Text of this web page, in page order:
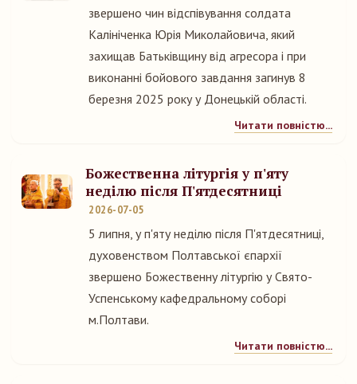
звершено чин відспівування солдата
Калініченка Юрія Миколайовича, який
захищав Батьківщину від агресора і при
виконанні бойового завдання загинув 8
березня 2025 року у Донецькій області.
Читати повністю...
Божественна літургія у п'яту
неділю після П'ятдесятниці
2026-07-05
5 липня, у п'яту неділю після П'ятдесятниці,
духовенством Полтавської єпархії
звершено Божественну літургію у Свято-
Успенському кафедральному соборі
м.Полтави.
Читати повністю...